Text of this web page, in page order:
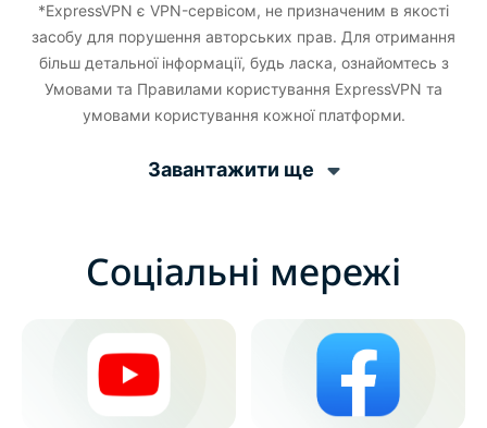
*ExpressVPN є VPN-сервісом, не призначеним в якості
засобу для порушення авторських прав. Для отримання
більш детальної інформації, будь ласка, ознайомтесь з
Умовами та Правилами користування ExpressVPN та
умовами користування кожної платформи.
Завантажити ще
Соціальні мережі